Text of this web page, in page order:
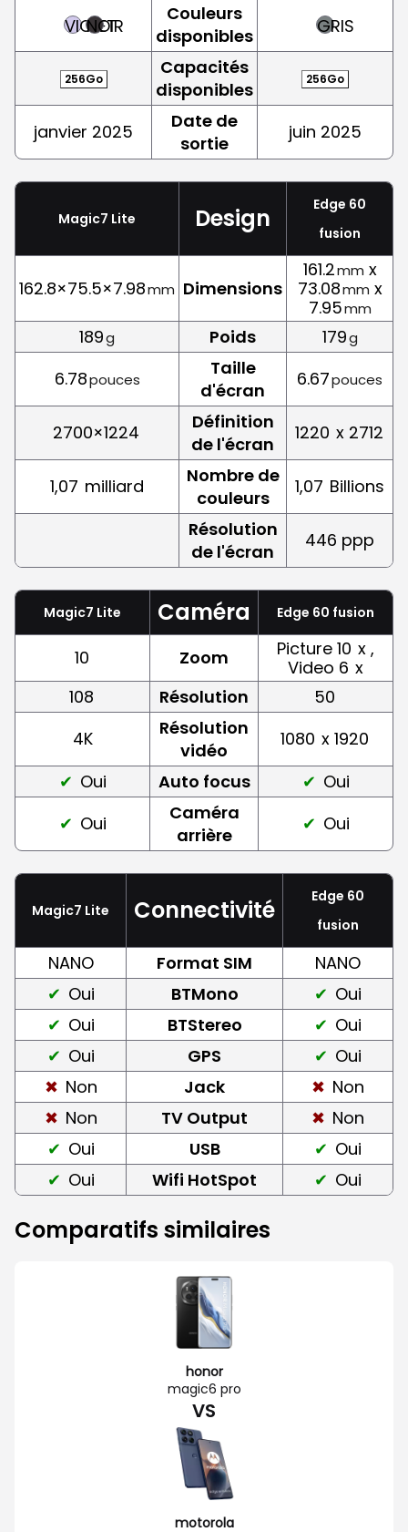
VIOLET
NOIR
Couleurs
disponibles
GRIS
256Go
Capacités
disponibles
256Go
janvier 2025
Date de
sortie
juin 2025
Magic7 Lite Design
Edge 60
fusion
162.8×75.5×7.98mm Dimensions
161.2mm x
73.08mm x
7.95mm
189g Poids 179g
6.78pouces
Taille
d'écran
6.67pouces
2700×1224
Définition
de l'écran
1220 x 2712
1,07 milliard
Nombre de
couleurs
1,07 Billions
Résolution
de l'écran
446 ppp
Magic7 Lite Caméra Edge 60 fusion
10 Zoom Picture 10 x ,
Video 6 x
108
Résolution
50
4K
Résolution
vidéo
1080 x 1920
Oui
Auto focus
Oui
Oui
Caméra
arrière
Oui
Magic7 Lite Connectivité
Edge 60
fusion
NANO Format SIM
NANO
Oui
BTMono
Oui
Oui
BTStereo
Oui
Oui
GPS
Oui
Non
Jack
Non
Non
TV Output
Non
Oui
USB
Oui
Oui
Wifi HotSpot Oui
Comparatifs similaires
honor
magic6 pro
VS
motorola